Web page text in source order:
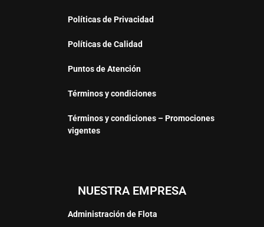
Políticas de Privacidad
Políticas de Calidad
Puntos de Atención
Términos y condiciones
Términos y condiciones – Promociones
vigentes
NUESTRA EMPRESA
Administración de Flota